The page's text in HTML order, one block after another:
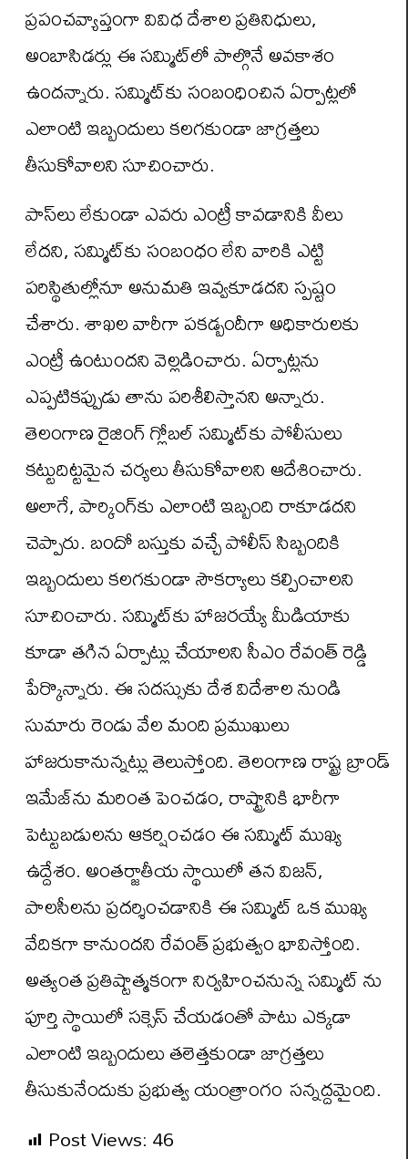
ప్రపంచవ్యాప్తంగా వివిధ దేశాల ప్రతినిధులు,
అంబాసిడర్లు ఈ సమ్మిట్‌లో పాల్గొనే అవకాశం
ఉందన్నారు. సమ్మిట్‌కు సంబంధించిన ఏర్పాట్లలో
ఎలాంటి ఇబ్బందులు కలగకుండా జాగ్రత్తలు
తీసుకోవాలని సూచించారు.
పాస్‌లు లేకుండా ఎవరు ఎంట్రీ కావడానికి వీలు
లేదని, సమ్మిట్‌కు సంబంధం లేని వారికి ఎట్టి
పరిస్థితుల్లోనూ అనుమతి ఇవ్వకూడదని స్పష్టం
చేశారు. శాఖల వారీగా పకడ్బందీగా అధికారులకు
ఎంట్రీ ఉంటుందని వెల్లడించారు. ఏర్పాట్లను
ఎప్పటికప్పుడు తాను పరిశీలిస్తానని అన్నారు.
తెలంగాణ రైజింగ్ గ్లోబల్ సమ్మిట్‌కు పోలీసులు
కట్టుదిట్టమైన చర్యలు తీసుకోవాలని ఆదేశించారు.
అలాగే, పార్కింగ్‌కు ఎలాంటి ఇబ్బంది రాకూడదని
చెప్పారు. బందో బస్తుకు వచ్చే పోలీస్ సిబ్బందికి
ఇబ్బందులు కలగకుండా సౌకర్యాలు కల్పించాలని
సూచించారు. సమ్మిట్‌కు హాజరయ్యే మీడియాకు
కూడా తగిన ఏర్పాట్లు చేయాలని సీఎం రేవంత్ రెడ్డి
పేర్కొన్నారు. ఈ సదస్సుకు దేశ విదేశాల నుండి
సుమారు రెండు వేల మంది ప్రముఖులు
హాజరుకానున్నట్లు తెలుస్తోంది. తెలంగాణ రాష్ట్ర బ్రాండ్
ఇమేజ్‌ను మరింత పెంచడం, రాష్ట్రానికి భారీగా
పెట్టుబడులను ఆకర్షించడం ఈ సమ్మిట్ ముఖ్య
ఉద్దేశం. అంతర్జాతీయ స్థాయిలో తన విజన్,
పాలసీలను ప్రదర్శించడానికి ఈ సమ్మిట్ ఒక ముఖ్య
వేదికగా కానుందని రేవంత్ ప్రభుత్వం భావిస్తోంది.
అత్యంత ప్రతిష్టాత్మకంగా నిర్వహించనున్న సమ్మిట్ ను
పూర్తి స్థాయిలో సక్సెస్ చేయడంతో పాటు ఎక్కడా
ఎలాంటి ఇబ్బందులు తలెత్తకుండా జాగ్రత్తలు
తీసుకునేందుకు ప్రభుత్వ యంత్రాంగం సన్నద్దమైంది.
Post Views:46